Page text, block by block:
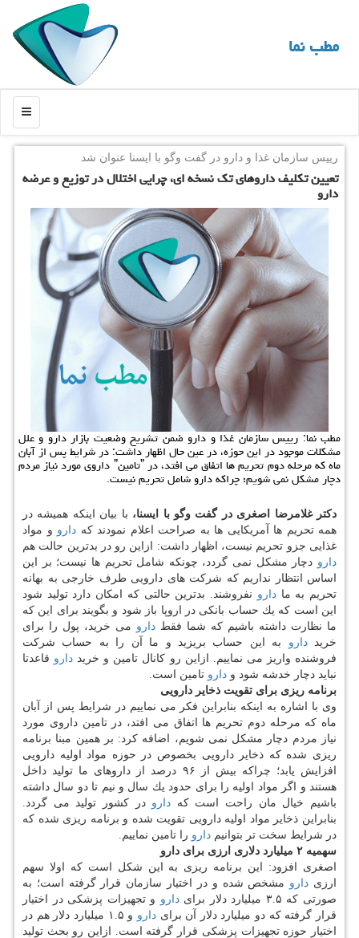
مطب نما
منو
رییس سازمان غذا و دارو در گفت وگو با ایسنا عنوان شد
تعیین تكلیف داروهای تك نسخه ای، چرایی اختلال در توزیع و عرضه
دارو
مطب نما: رییس سازمان غذا و دارو ضمن تشریح وضعیت بازار دارو و علل
مشكلات موجود در این حوزه، در عین حال اظهار داشت: در شرایط پس از آبان
ماه كه مرحله دوم تحریم ها اتفاق می افتد، در ˮتامینˮ داروی مورد نیاز مردم
دچار مشكل نمی شویم؛ چراكه دارو شامل تحریم نیست.
دكتر غلامرضا اصغری در گفت وگو با ایسنا، با بیان اینكه همیشه در
همه تحریم ها آمریكایی ها به صراحت اعلام نمودند كه دارو و مواد
غذایی جزو تحریم نیست، اظهار داشت: ازاین رو در بدترین حالت هم
دارو دچار مشكل نمی گردد، چونكه شامل تحریم ها نیست؛ بر این
اساس انتظار نداریم كه شركت های دارویی طرف خارجی به بهانه
تحریم به مادارو نفروشند. بدترین حالتی كه امكان دارد تولید شود
این است كه یك حساب بانكی در اروپا باز شود و بگویند برای این كه
ما نظارت داشته باشیم كه شما فقط دارو می خرید، پول را برای
خریددارو به این حساب بریزید و ما آن را به حساب شركت
فروشنده واریز می نماییم. ازاین رو كانال تامین و خرید دارو قاعدتا
نباید دچار خدشه شود و دارو تامین است.
برنامه ریزی برای تقویت ذخایر دارویی
وی با اشاره به اینكه بنابراین فكر می نماییم در شرایط پس از آبان
ماه كه مرحله دوم تحریم ها اتفاق می افتد، در تامین داروی مورد
نیاز مردم دچار مشكل نمی شویم، اضافه كرد: بر همین مبنا برنامه
ریزی شده كه ذخایر دارویی بخصوص در حوزه مواد اولیه دارویی
افزایش یابد؛ چراكه بیش از ۹۶ درصد از داروهای ما تولید داخل
هستند و اگر مواد اولیه را برای حدود یك سال و نیم تا دو سال داشته
باشیم خیال مان راحت است كه دارو در كشور تولید می گردد.
بنابراین ذخایر مواد اولیه دارویی تقویت شده و برنامه ریزی شده كه
در شرایط سخت تر بتوانیم دارو را تامین نماییم.
سهمیه ۲ میلیارد دلاری ارزی برای دارو
اصغری افزود: این برنامه ریزی به این شكل است كه اولا سهم
ارزی دارو مشخص شده و در اختیار سازمان قرار گرفته است؛ به
صورتی كه ۳.۵ میلیارد دلار برای
دارو و تجهیزات پزشكی در اختیار
قرار گرفته كه دو میلیارد دلار آن برایدارو
و ۱.۵ میلیارد دلار هم در
اختیار حوزه تجهیزات پزشكی قرار گرفته است. ازاین رو بحث تولید